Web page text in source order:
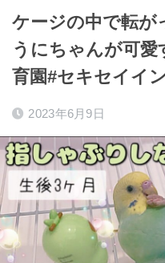
ケージの中で転が
うにちゃんが可
育園#セキセイイ
2023年6月9日